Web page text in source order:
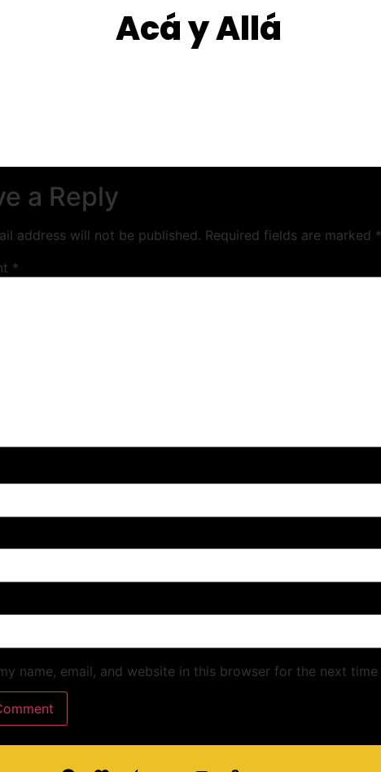
Acá y Allá
a Reply
address will not be published. Required fields are marked *
*
name, email, and website in this browser for the next